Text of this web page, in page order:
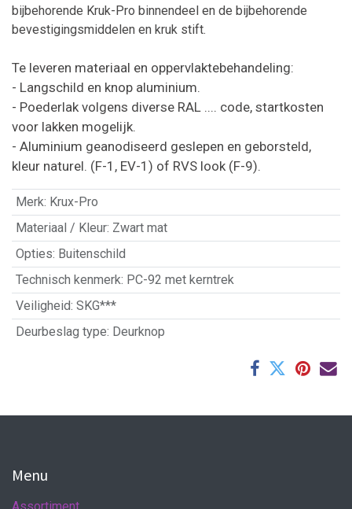
bijbehorende Kruk-Pro binnendeel en de bijbehorende
bevestigingsmiddelen en kruk stift.
Te leveren materiaal en oppervlaktebehandeling:
- Langschild en knop aluminium.
- Poederlak volgens diverse RAL .... code, startkosten
voor lakken mogelijk.
- Aluminium geanodiseerd geslepen en geborsteld,
kleur naturel. (F-1, EV-1) of RVS look (F-9).
Merk: Krux-Pro
Materiaal / Kleur: Zwart mat
Opties: Buitenschild
Technisch kenmerk: PC-92 met kerntrek
Veiligheid: SKG***
Deurbeslag type: Deurknop
Menu
Assortiment